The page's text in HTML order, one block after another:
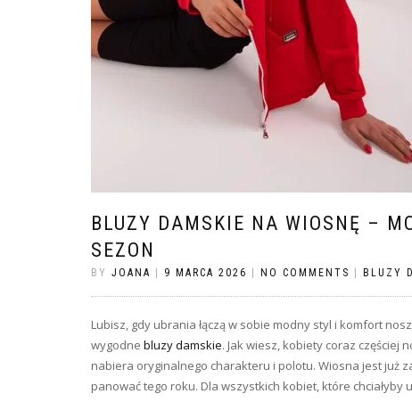
BLUZY DAMSKIE NA WIOSNĘ –
SEZON
BY JOANA 9 MARCA 2026 NO COMMENTS BLUZY
Lubisz, gdy ubrania łączą w sobie modny styl i komfort
wygodne bluzy damskie. Jak wiesz, kobiety coraz częściej
nabiera oryginalnego charakteru i polotu. Wiosna jest już
panować tego roku. Dla wszystkich kobiet, które